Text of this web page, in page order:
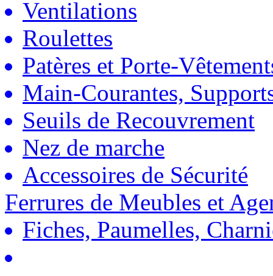
Ventilations
Roulettes
Patères et Porte-
Main-Courantes,
Seuils de Recouvrement
Nez de marche
Accessoires de Sécurité
Ferrures de Meubles et
Fiches, Paumelles,